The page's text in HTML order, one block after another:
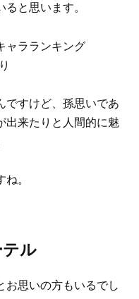
と思います。
ですけど、孫思いであ
出来たりと人間的に魅
。
ル
お思いの方もいるでし